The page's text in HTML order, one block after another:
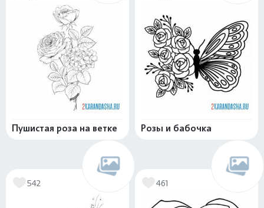
Пушистая роза на ветке Розы и бабочка
542 461